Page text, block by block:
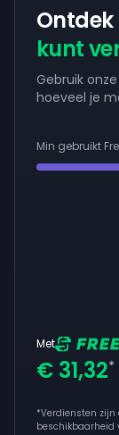
Ontdek
kunt
Gebruik
hoeveel je
Min gebruikt
Met
€ 31,32*
*Verdiensten
beschikbaarheid